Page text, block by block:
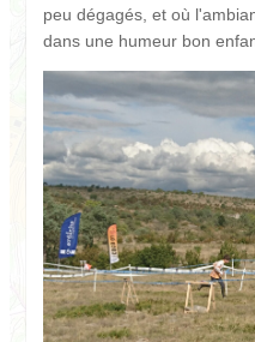
peu dégagés, et où
dans une humeur bon